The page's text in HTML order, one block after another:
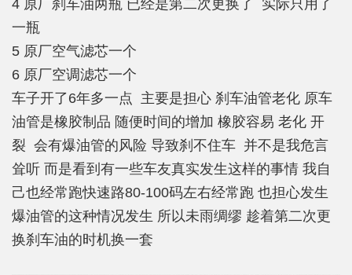
4 原厂刹车油两瓶 已经是第二次更换了 实际只用了
一瓶
5 原厂空气滤芯一个
6 原厂空调滤芯一个
车子开了6年多一点 主要是担心 刹车油管老化 原车
油管是橡胶制品 随便时间的增加 橡胶容易 老化 开
裂 会有爆油管的风险 导致刹不住车 并不是我危言
耸听 而是看到有一些车友真实发生这样的事情 我自
己也经常跑快速路80-100码左右经常跑 也担心发生
爆油管的这种情况发生 所以未雨绸缪 趁着第二次更
换刹车油的时机换一套